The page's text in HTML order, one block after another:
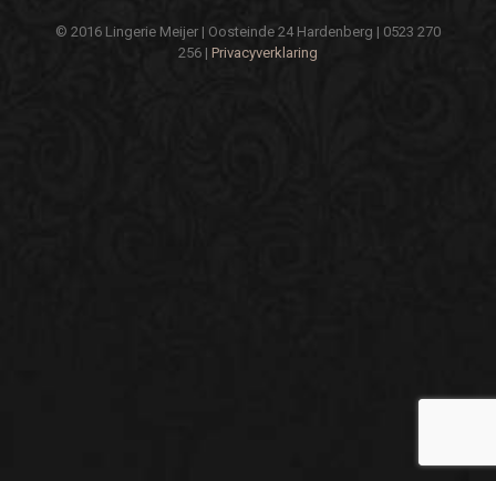
© 2016 Lingerie Meijer | Oosteinde 24 Hardenberg | 0523 270
256 | Privacyverklaring